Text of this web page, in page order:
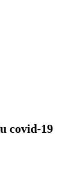
covid-19